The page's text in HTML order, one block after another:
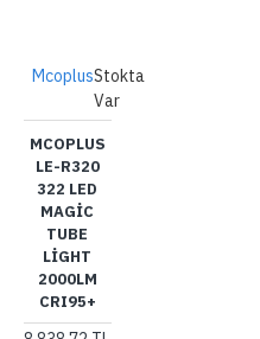
McoplusStokta
Var
MCOPLUS
LE-R320
322 LED
MAGIC
TUBE
LIGHT
2000LM
CRI95+